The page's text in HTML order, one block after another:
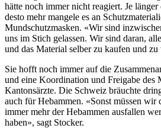
hätte noch immer nicht reagiert. Je
desto mehr mangele es an
Mundschutzmasken. «Wir sind
uns im Stich gelassen. Wir sind daran,
und das Material selber zu kaufen und zu
Sie hofft noch immer auf die
und eine Koordination und Freigabe des
Kantonsärzte. Die Schweiz bräuchte
auch für Hebammen. «Sonst müssen wir
immer mehr der Hebammen ausfallen
haben», sagt Stocker.